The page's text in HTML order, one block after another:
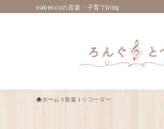
nabeccoの音楽・子育てblog
ホーム 音楽 リコーダー